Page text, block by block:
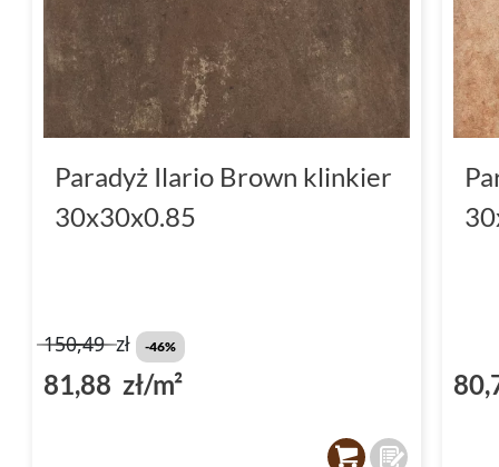
Paradyż Ilario Brown klinkier
30x30x0.85
150,49zł -46%
81,88 zł/m²